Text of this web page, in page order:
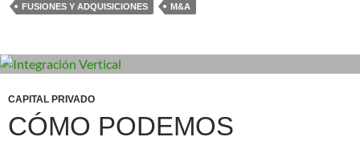
FUSIONES Y ADQUISICIONES
M&A
CAPITAL PRIVADO
CÓMO PODEMOS